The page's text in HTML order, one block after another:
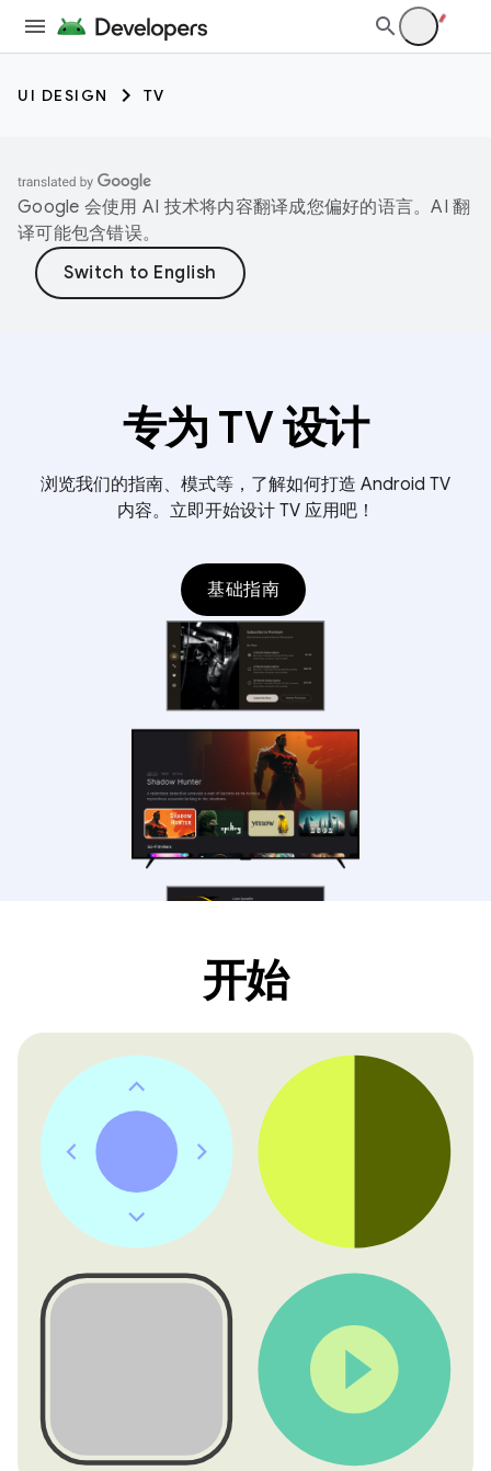
UI DESIGN TV
Google 会使用 AI 技术将内容翻译成您偏好的语言。AI 翻
译可能包含错误。
专为 TV 设计
浏览我们的指南、模式等，了解如何打造 Android TV
内容。立即开始设计 TV 应用吧！
基础指南
开始